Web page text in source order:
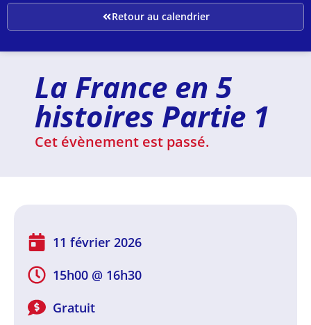
Retour au calendrier
La France en 5
histoires Partie 1
Cet évènement est passé.
11 février 2026
15h00 @ 16h30
Gratuit